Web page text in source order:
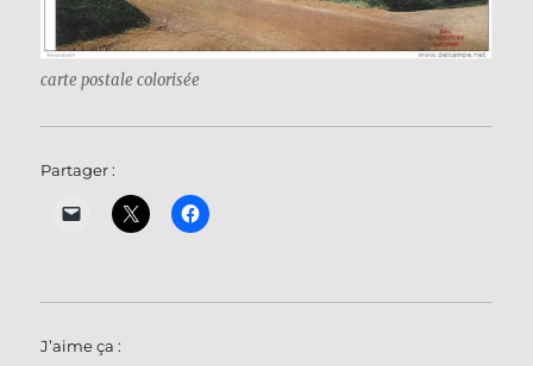
carte postale colorisée
Partager :
J’aime ça :